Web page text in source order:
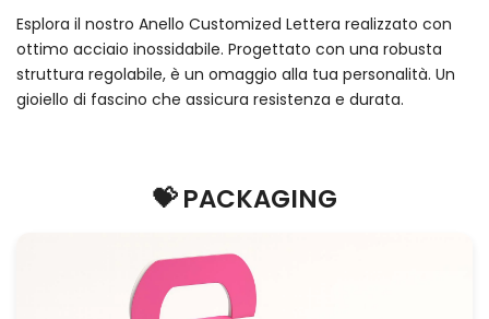
Esplora il nostro Anello Customized Lettera realizzato con
ottimo acciaio inossidabile. Progettato con una robusta
struttura regolabile, è un omaggio alla tua personalità. Un
gioiello di fascino che assicura resistenza e durata.
💝 PACKAGING